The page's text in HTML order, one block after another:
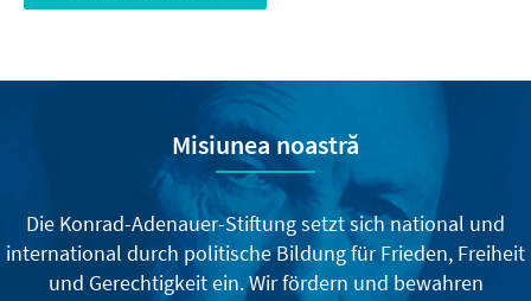
Misiunea noastră
Die Konrad-Adenauer-Stiftung setzt sich national und
international durch politische Bildung für Frieden, Freiheit
und Gerechtigkeit ein. Wir fördern und bewahren